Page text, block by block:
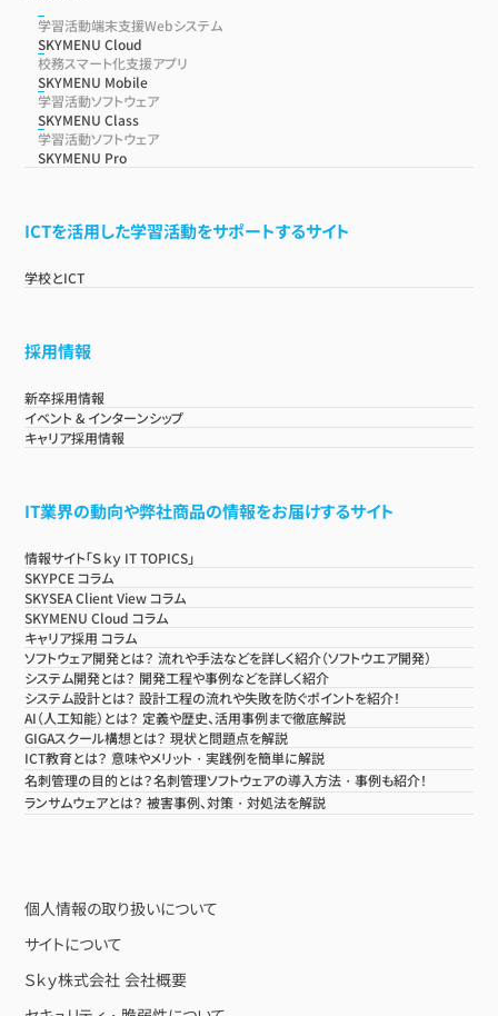
学習活動端末支援Webシステム
SKYMENU Cloud
校務スマート化支援アプリ
SKYMENU Mobile
学習活動ソフトウェア
SKYMENU Class
学習活動ソフトウェア
SKYMENU Pro
ICTを活用した学習活動をサポートするサイト
学校とICT
採用情報
新卒採用情報
イベント & インターンシップ
キャリア採用情報
IT業界の動向や弊社商品の情報をお届けするサイト
情報サイト「Ｓｋｙ IT TOPICS」
SKYPCE コラム
SKYSEA Client View コラム
SKYMENU Cloud コラム
キャリア採用 コラム
ソフトウェア開発とは？ 流れや手法などを詳しく紹介（ソフトウエア開発）
システム開発とは？ 開発工程や事例などを詳しく紹介
システム設計とは？ 設計工程の流れや失敗を防ぐポイントを紹介！
AI（人工知能）とは？ 定義や歴史、活用事例まで徹底解説
GIGAスクール構想とは？ 現状と問題点を解説
ICT教育とは？ 意味やメリット・実践例を簡単に解説
名刺管理の目的とは？名刺管理ソフトウェアの導入方法・事例も紹介！
ランサムウェアとは？ 被害事例、対策・対処法を解説
個人情報の取り扱いについて
サイトについて
Ｓｋｙ株式会社 会社概要